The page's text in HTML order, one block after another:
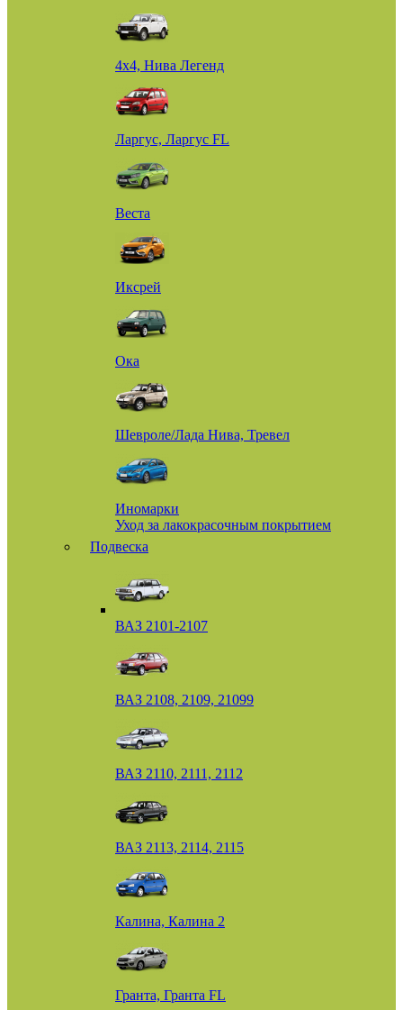
4х4, Нива Легенд
Ларгус, Ларгус FL
Веста
Иксрей
Ока
Шевроле/Лада Нива, Тревел
Иномарки
Уход за лакокрасочным покрытием
Подвеска
ВАЗ 2101-2107
ВАЗ 2108, 2109, 21099
ВАЗ 2110, 2111, 2112
ВАЗ 2113, 2114, 2115
Калина, Калина 2
Гранта, Гранта FL